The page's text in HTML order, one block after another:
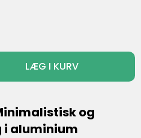
LÆG I KURV
og
i aluminium